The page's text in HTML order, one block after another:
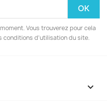
Vous trouverez pour cela
conditions d'utilisation du site.
